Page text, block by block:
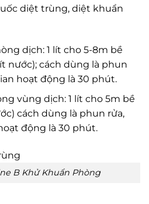
diệt trùng, diệt khuẩn
dịch: 1 lít cho 5-8m bề
nước); cách dùng là phun
hoạt động là 30 phút.
vùng dịch: 1 lít cho 5m bề
cách dùng là phun rửa,
động là 30 phút.
B Khử Khuẩn Phòng